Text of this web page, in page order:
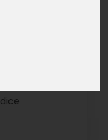
dar și
Regesta
cu clienṭii,